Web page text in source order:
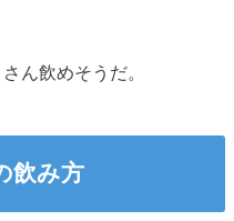
ん飲めそうだ。
飲み方